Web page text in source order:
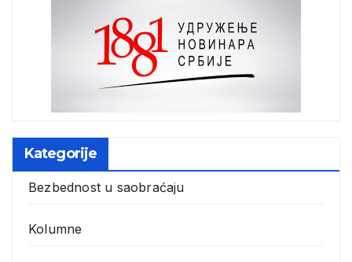
Kategorije
Bezbednost u saobraćaju
Kolumne